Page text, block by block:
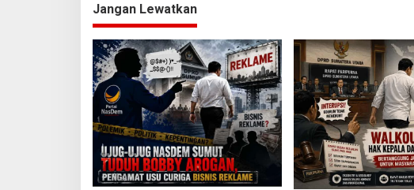
g
a
s
i
p
o
s
Jangan Lewatkan